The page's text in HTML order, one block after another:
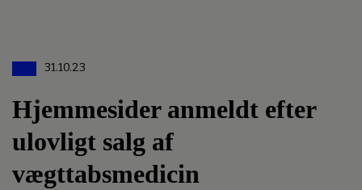
31.10.23
Hjemmesider anmeldt efter
ulovligt salg af
vægttabsmedicin